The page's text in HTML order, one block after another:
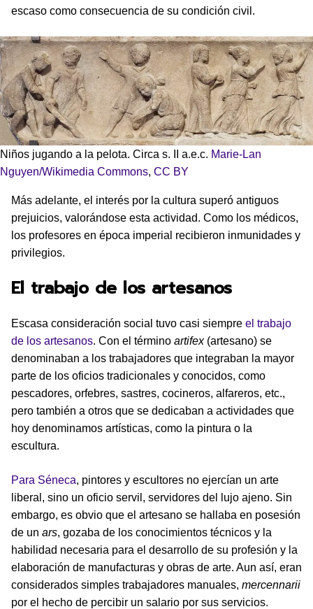
escaso como consecuencia de su condición civil.
Niños jugando a la pelota. Circa s. II a.e.c. Marie-Lan
Nguyen/Wikimedia Commons, CC BY
Más adelante, el interés por la cultura superó antiguos
prejuicios, valorándose esta actividad. Como los médicos,
los profesores en época imperial recibieron inmunidades y
privilegios.
El trabajo de los artesanos
Escasa consideración social tuvo casi siempre el trabajo
de los artesanos. Con el término artifex(artesano) se
denominaban a los trabajadores que integraban la mayor
parte de los oficios tradicionales y conocidos, como
pescadores, orfebres, sastres, cocineros, alfareros, etc.,
pero también a otros que se dedicaban a actividades que
hoy denominamos artísticas, como la pintura o la
escultura.
Para Séneca, pintores y escultores no ejercían un arte
liberal, sino un oficio servil, servidores del lujo ajeno. Sin
embargo, es obvio que el artesano se hallaba en posesión
de un ars, gozaba de los conocimientos técnicos y la
habilidad necesaria para el desarrollo de su profesión y la
elaboración de manufacturas y obras de arte. Aun así, eran
considerados simples trabajadores manuales, mercennarii
por el hecho de percibir un salario por sus servicios.